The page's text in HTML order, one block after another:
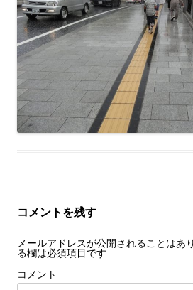
コメントを残す
メールアドレスが公開されることはあ
る欄は必須項目です
コメント